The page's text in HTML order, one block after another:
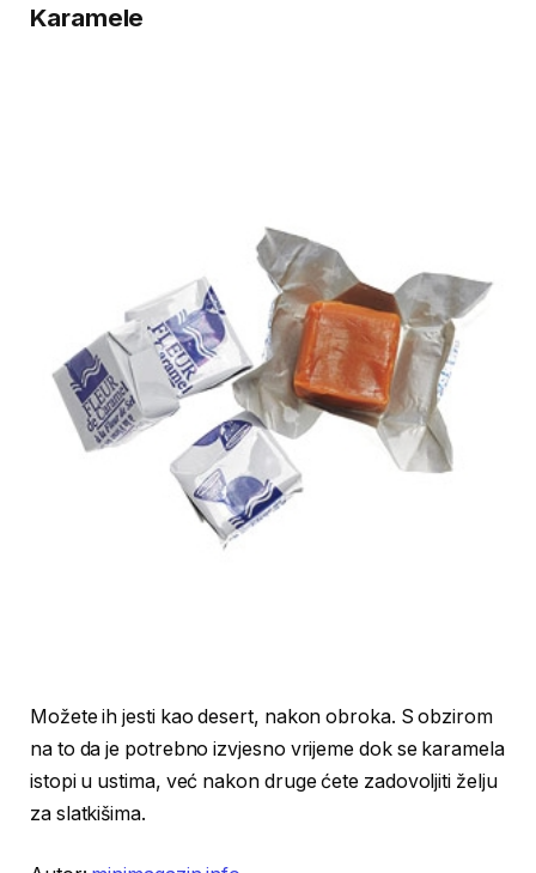
Karamele
Možete ih jesti kao desert, nakon obroka. S obzirom
na to da je potrebno izvjesno vrijeme dok se karamela
istopi u ustima, već nakon druge ćete zadovoljiti želju
za slatkišima.